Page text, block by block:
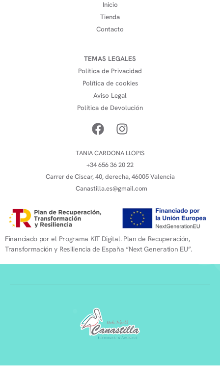
Inicio
Tienda
Contacto
TEMAS LEGALES
Política de Privacidad
Política de cookies
Aviso Legal
Política de Devolución
TANIA CARDONA LLOPIS
+34 656 36 20 22
Carrer de Ciscar, 40, derecha, 46005 Valencia
Canastilla.es@gmail.com
Financiado por el Programa KIT Digital. Plan de Recuperación,
Transformación y Resiliencia de España “Next Generation EU”.